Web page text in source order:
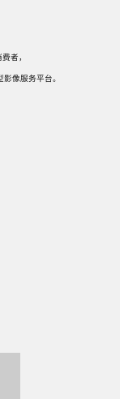
者，
像服务平台。